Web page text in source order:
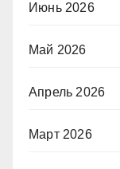
Июнь 2026
Май 2026
Апрель 2026
Март 2026